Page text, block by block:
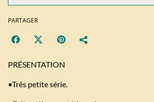
PARTAGER
PRÉSENTATION
•Très petite série.